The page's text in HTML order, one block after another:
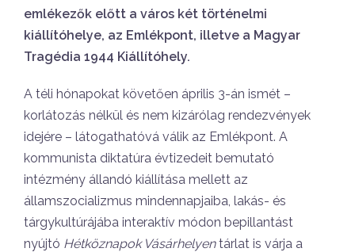
emlékezők előtt a város két történelmi
kiállítóhelye, az Emlékpont, illetve a Magyar
Tragédia 1944 Kiállítóhely.
A téli hónapokat követően április 3-án ismét –
korlátozás nélkül és nem kizárólag rendezvények
idejére – látogathatóvá válik az Emlékpont. A
kommunista diktatúra évtizedeit bemutató
intézmény állandó kiállítása mellett az
államszocializmus mindennapjaiba, lakás- és
tárgykultúrájába interaktív módon bepillantást
nyújtó Hétköznapok Vásárhelyentárlat is várja a